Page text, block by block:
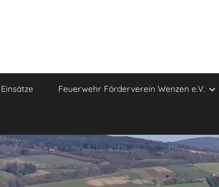
Einsätze Feuerwehr Förderverein Wenzen e.V.